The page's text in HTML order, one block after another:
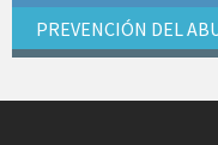
PREVENCIÓN DEL